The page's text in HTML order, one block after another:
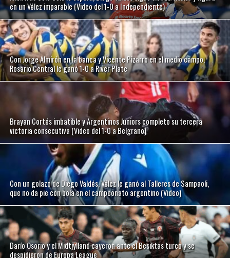
en un Vélez imparable (Video del 1-0 a Independiente)
Con Jorge Almirón en la banca y Vicente Pizarro en el medio campo,
Rosario Central le ganó 1-0 a River Plate
Brayan Cortés imbatible y Argentinos Juniors completo su tercera
victoria consecutiva (Video del 1-0 a Belgrano)
Con un golazo de Diego Valdés, Vélez le ganó al Talleres de Sampaoli,
que no da pie con bola en el campeonato argentino (Video)
Darío Osorio y el Midtjylland cayeron ante el Besiktas turco y se
despidieron de Europa League